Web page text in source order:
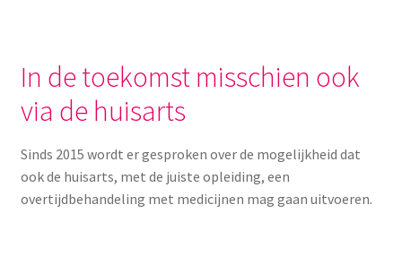
Oefenbroekjes – zindelijkheidstraining
Diverse
In de toekomst misschien ook
via de huisarts
Sinds 2015 wordt er gesproken over de mogelijkheid dat
ook de huisarts, met de juiste opleiding, een
overtijdbehandeling met medicijnen mag gaan uitvoeren.